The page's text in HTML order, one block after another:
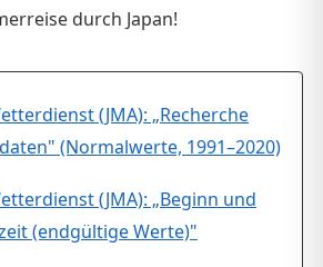
durch Japan!
(JMA): „Recherche
(Normalwerte, 1991–2020)
(JMA): „Beginn und
(endgültige Werte)"